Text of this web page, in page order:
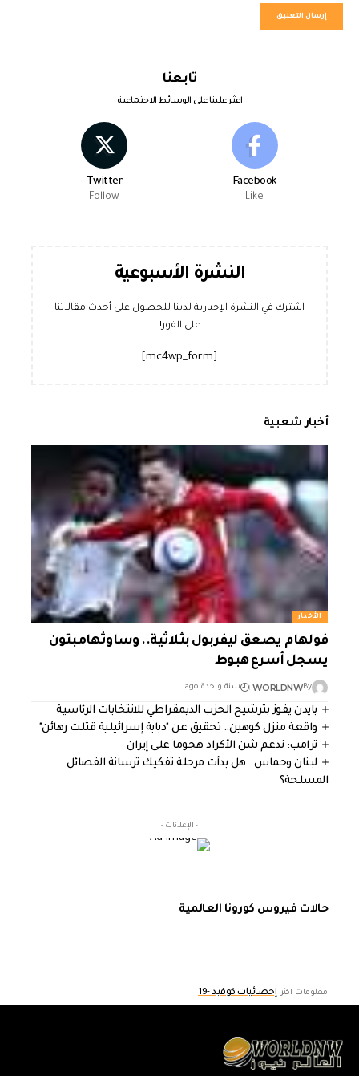
تابعنا
اعثر علينا على الوسائط الاجتماعية
Facebook
Like
Twitter
Follow
النشرة الأسبوعية
اشترك في النشرة الإخبارية لدينا للحصول على أحدث مقالاتنا
على الفور!
أخبار شعبية
الأخبار
فولهام يصعق ليفربول بثلاثية.. وساوثهامبتون
يسجل أسرع هبوط
By
WORLDNW سنة واحدة ago
بايدن يفوز بترشيح الحزب الديمقراطي للانتخابات الرئاسية
واقعة منزل كوهين.. تحقيق عن "دبابة إسرائيلية قتلت رهائن"
ترامب: ندعم شن الأكراد هجوما على إيران
لبنان وحماس.. هل بدأت مرحلة تفكيك ترسانة الفصائل
المسلحة؟
- الإعلانات -
حالات فيروس كورونا العالمية
معلومات اكثر: إحصائيات كوفيد -19